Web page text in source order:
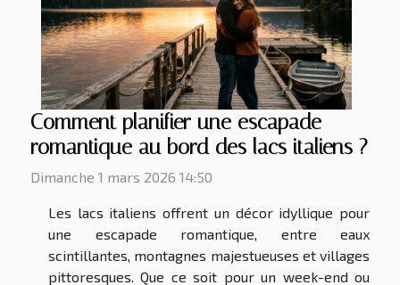
Comment planifier une escapade
romantique au bord des lacs italiens ?
Dimanche 1 mars 2026 14:50
Les lacs italiens offrent un décor idyllique pour
une escapade romantique, entre eaux
scintillantes, montagnes majestueuses et villages
pittoresques. Que ce soit pour un week-end ou